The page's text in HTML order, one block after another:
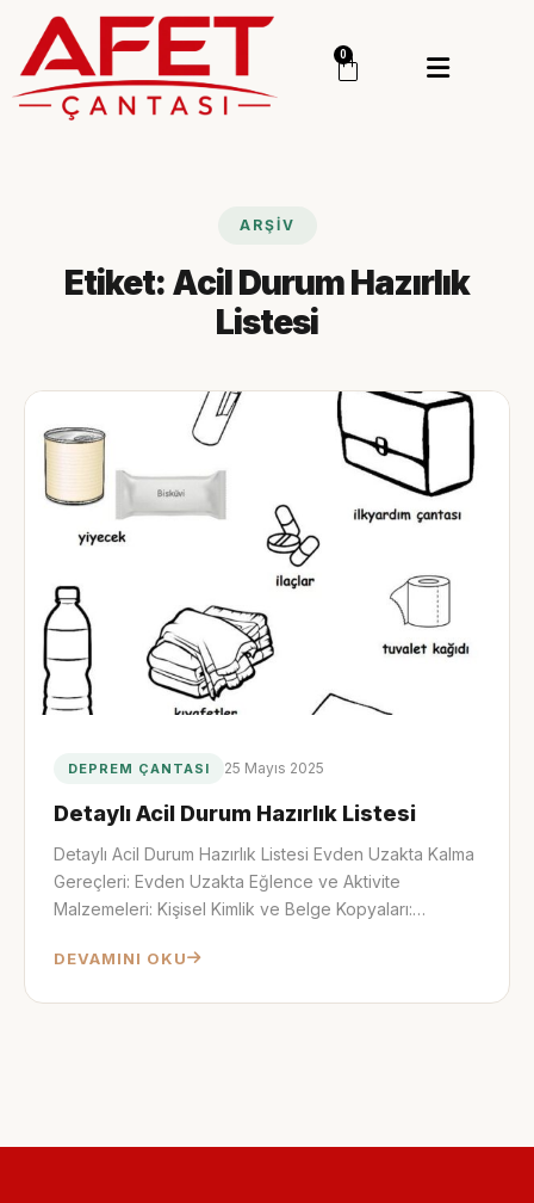
0
ARŞIV
Etiket: Acil Durum Hazırlık
Listesi
DEPREM ÇANTASI 25 Mayıs 2025
Detaylı Acil Durum Hazırlık Listesi
Detaylı Acil Durum Hazırlık Listesi Evden Uzakta Kalma
Gereçleri: Evden Uzakta Eğlence ve Aktivite
Malzemeleri: Kişisel Kimlik ve Belge Kopyaları:…
DEVAMINI OKU
Menü
Giriş Yap
İlk Yardım Çantası
Okul Deprem Çantası
Toptan Deprem Çantası